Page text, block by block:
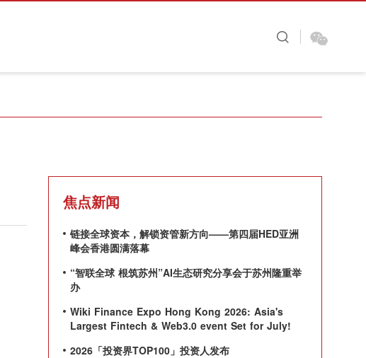
焦点新闻
链接全球资本，解锁资管新方向——第四届HED亚洲
峰会香港圆满落幕
“智联全球 根筑苏州”AI生态研究分享会于苏州隆重举
办
Wiki Finance Expo Hong Kong 2026: Asia's
Largest Fintech & Web3.0 event Set for July!
2026「投资界TOP100」投资人发布